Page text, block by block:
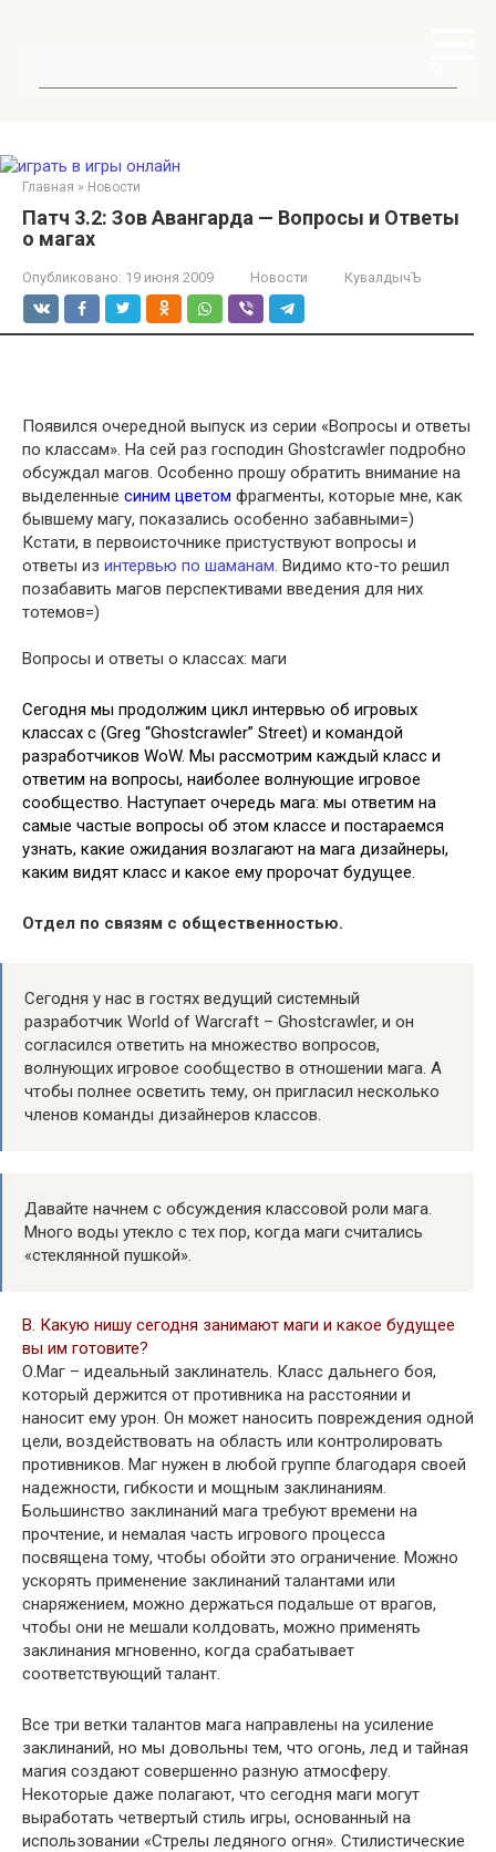
Главная » Новости
Патч 3.2: Зов Авангарда — Вопросы и Ответы
о магах
Опубликовано: 19 июня 2009 Новости КувалдычЪ
Появился очередной выпуск из серии «Вопросы и ответы
по классам». На сей раз господин Ghostcrawler подробно
обсуждал магов. Особенно прошу обратить внимание на
выделенные синим цветом фрагменты, которые мне, как
бывшему магу, показались особенно забавными=)
Кстати, в первоисточнике пристуствуют вопросы и
ответы из интервью по шаманам. Видимо кто-то решил
позабавить магов перспективами введения для них
тотемов=)
Вопросы и ответы о классах: маги
Сегодня мы продолжим цикл интервью об игровых
классах с (Greg “Ghostcrawler” Street) и командой
разработчиков WoW. Мы рассмотрим каждый класс и
ответим на вопросы, наиболее волнующие игровое
сообщество. Наступает очередь мага: мы ответим на
самые частые вопросы об этом классе и постараемся
узнать, какие ожидания возлагают на мага дизайнеры,
каким видят класс и какое ему пророчат будущее.
Отдел по связям с общественностью.
Сегодня у нас в гостях ведущий системный
разработчик World of Warcraft – Ghostcrawler, и он
согласился ответить на множество вопросов,
волнующих игровое сообщество в отношении мага. А
чтобы полнее осветить тему, он пригласил несколько
членов команды дизайнеров классов.
Давайте начнем с обсуждения классовой роли мага.
Много воды утекло с тех пор, когда маги считались
«стеклянной пушкой».
В. Какую нишу сегодня занимают маги и какое будущее
вы им готовите?
О.Маг – идеальный заклинатель. Класс дальнего боя,
который держится от противника на расстоянии и
наносит ему урон. Он может наносить повреждения одной
цели, воздействовать на область или контролировать
противников. Маг нужен в любой группе благодаря своей
надежности, гибкости и мощным заклинаниям.
Большинство заклинаний мага требуют времени на
прочтение, и немалая часть игрового процесса
посвящена тому, чтобы обойти это ограничение. Можно
ускорять применение заклинаний талантами или
снаряжением, можно держаться подальше от врагов,
чтобы они не мешали колдовать, можно применять
заклинания мгновенно, когда срабатывает
соответствующий талант.
Все три ветки талантов мага направлены на усиление
заклинаний, но мы довольны тем, что огонь, лед и тайная
магия создают совершенно разную атмосферу.
Некоторые даже полагают, что сегодня маги могут
выработать четвертый стиль игры, основанный на
использовании «Стрелы ледяного огня». Стилистические